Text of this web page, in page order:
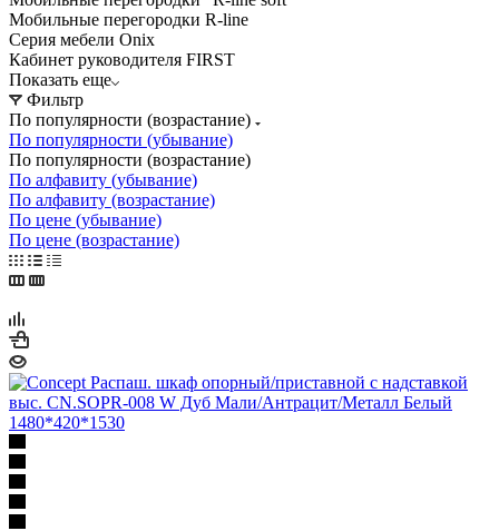
Мобильные перегородки R-line
Серия мебели Onix
Кабинет руководителя FIRST
Показать еще
Фильтр
По популярности (возрастание)
По популярности (убывание)
По популярности (возрастание)
По алфавиту (убывание)
По алфавиту (возрастание)
По цене (убывание)
По цене (возрастание)